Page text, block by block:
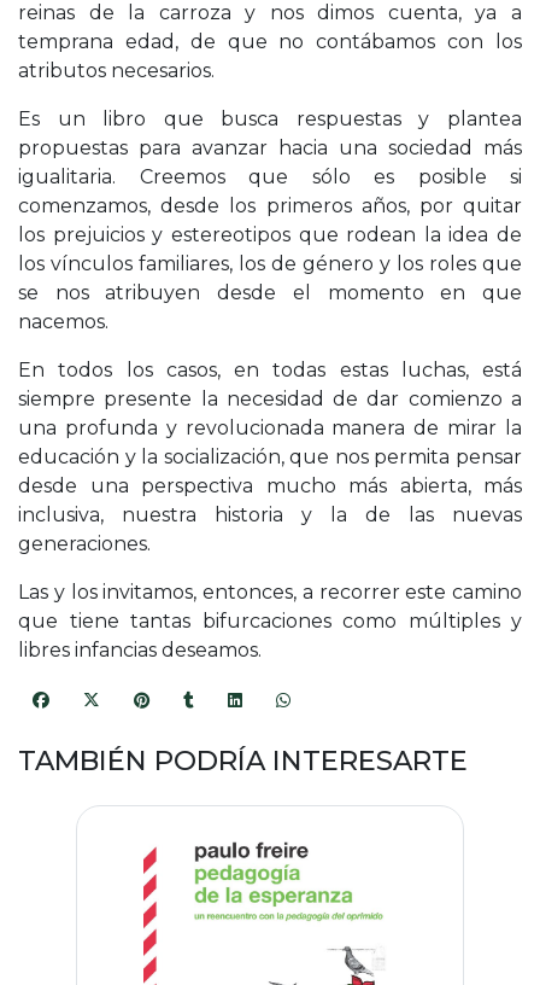
reinas de la carroza y nos dimos cuenta, ya a
temprana edad, de que no contábamos con los
atributos necesarios.
Es un libro que busca respuestas y plantea
propuestas para avanzar hacia una sociedad más
igualitaria. Creemos que sólo es posible si
comenzamos, desde los primeros años, por quitar
los prejuicios y estereotipos que rodean la idea de
los vínculos familiares, los de género y los roles que
se nos atribuyen desde el momento en que
nacemos.
En todos los casos, en todas estas luchas, está
siempre presente la necesidad de dar comienzo a
una profunda y revolucionada manera de mirar la
educación y la socialización, que nos permita pensar
desde una perspectiva mucho más abierta, más
inclusiva, nuestra historia y la de las nuevas
generaciones.
Las y los invitamos, entonces, a recorrer este camino
que tiene tantas bifurcaciones como múltiples y
libres infancias deseamos.
TAMBIÉN PODRÍA INTERESARTE